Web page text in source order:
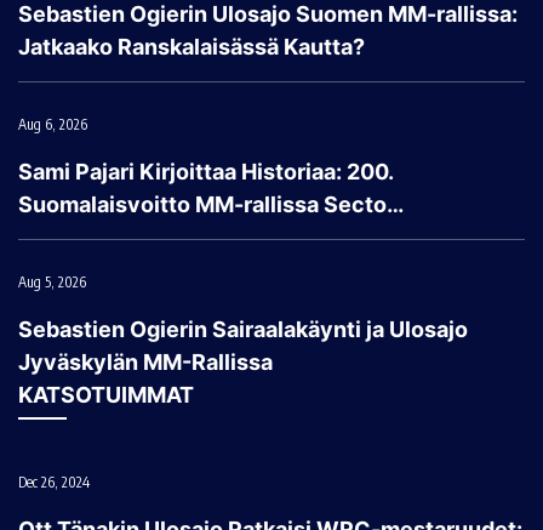
Sebastien Ogierin Ulosajo Suomen MM-rallissa:
Jatkaako Ranskalaisässä Kautta?
Aug 6, 2026
Sami Pajari Kirjoittaa Historiaa: 200.
Suomalaisvoitto MM-rallissa Secto…
Aug 5, 2026
Sebastien Ogierin Sairaalakäynti ja Ulosajo
Jyväskylän MM-Rallissa
KATSOTUIMMAT
Dec 26, 2024